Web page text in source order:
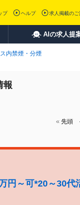
プ ヘルプ 求人掲載のご
AIの求人提
内禁煙・分煙
報
先頭
円～可*20～30代